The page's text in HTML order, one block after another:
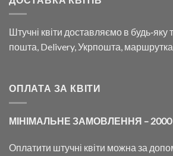
Штучні квіти доставляємо в будь‑яку
пошта, Delivery, Укрпошта,
ОПЛАТА ЗА КВІТИ
МІНІМАЛЬНЕ ЗАМОВЛЕННЯ – 2000
Оплатити штучні квіти можна за